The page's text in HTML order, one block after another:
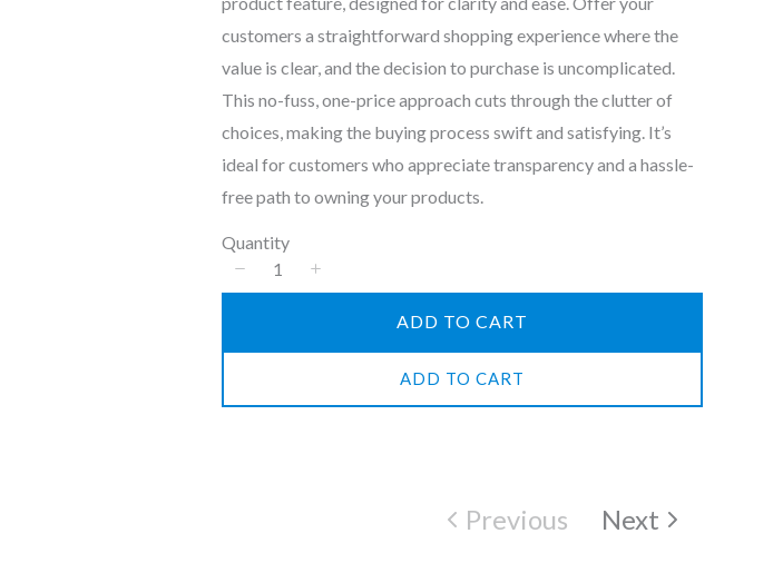
customers a straightforward shopping experience where the
value is clear, and the decision to purchase is uncomplicated.
This no-fuss, one-price approach cuts through the clutter of
choices, making the buying process swift and satisfying. It’s
ideal for customers who appreciate transparency and a hassle-
free path to owning your products.
Quantity
ADD TO CART
ADD TO CART
Previous Next